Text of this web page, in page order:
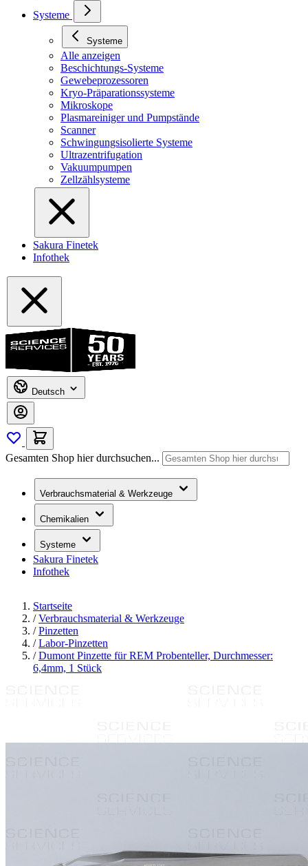
Systeme
Systeme
Alle anzeigen
Beschichtungs-Systeme
Gewebeprozessoren
Kryo-Präparationssysteme
Mikroskope
Plasmareiniger und Pumpstände
Scanner
Schwingungsisolierte Systeme
Ultrazentrifugation
Vakuumpumpen
Zellzählsysteme
Sakura Finetek
Infothek
Deutsch
Gesamten Shop hier durchsuchen...
Verbrauchsmaterial & Werkzeuge
Chemikalien
Systeme
Sakura Finetek
Infothek
Startseite
/ Verbrauchsmaterial & Werkzeuge
/ Pinzetten
/ Labor-Pinzetten
/ Dumont Pinzette für REM Probenteller, Durchmesser:
6,4mm, 1 Stück